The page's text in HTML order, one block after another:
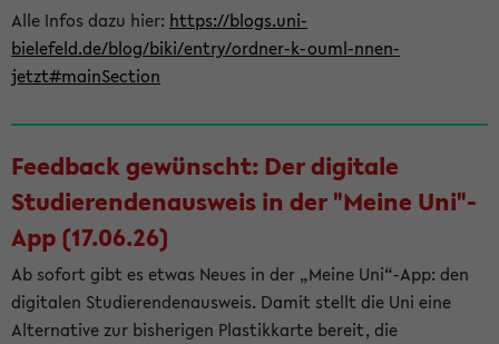
Alle Infos dazu hier: https://blogs.uni-
bielefeld.de/blog/biki/entry/ordner-k-ouml-nnen-
jetzt#mainSection
Feedback gewünscht: Der digitale
Studierendenausweis in der "Meine Uni"-
App (17.06.26)
Ab sofort gibt es etwas Neues in der „Meine Uni“-App: den
digitalen Studierendenausweis. Damit stellt die Uni eine
Alternative zur bisherigen Plastikkarte bereit, die